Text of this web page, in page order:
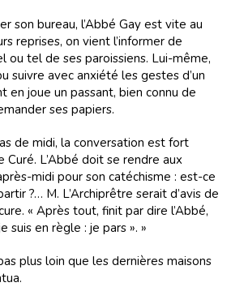
son bureau, l’Abbé Gay est vite au
reprises, on vient l’informer de
ou tel de ses paroissiens. Lui-même,
suivre avec anxiété les gestes d’un
en joue un passant, bien connu de
ses papiers.
de midi, la conversation est fort
Curé. L’Abbé doit se rendre aux
midi pour son catéchisme : est-ce
?… M. L’Archiprêtre serait d’avis de
« Après tout, finit par dire l’Abbé,
suis en règle : je pars ». »
plus loin que les dernières maisons